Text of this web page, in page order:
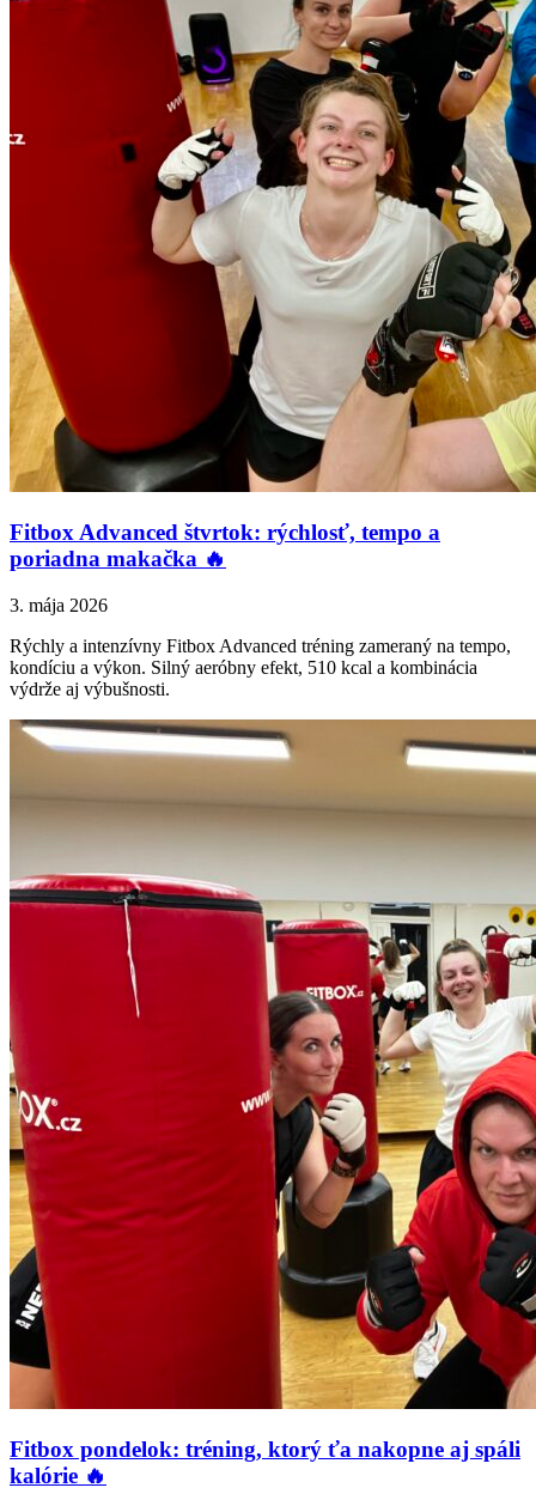
Fitbox Advanced štvrtok: rýchlosť, tempo a
poriadna makačka 🔥
3. mája 2026
Rýchly a intenzívny Fitbox Advanced tréning zameraný na tempo,
kondíciu a výkon. Silný aeróbny efekt, 510 kcal a kombinácia
výdrže aj výbušnosti.
Fitbox pondelok: tréning, ktorý ťa nakopne aj spáli
kalórie 🔥